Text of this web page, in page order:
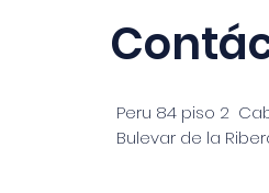
Peru 84 piso 2
Bulevar de la